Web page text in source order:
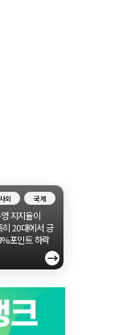
사회 국제
지지율이
20대에서 긍
포인트 하락
→